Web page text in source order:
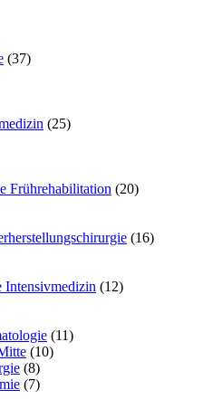
(37)
(25)
Frührehabilitation (20)
(16)
(12)
(11)
(10)
(8)
(7)